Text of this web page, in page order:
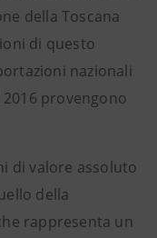
della Toscana
di questo
nazionali
provengono
di valore assoluto
della
rappresenta un